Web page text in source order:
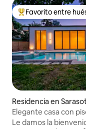
De los mejores en
Favorito entre
Residencia en
Elegante casa con
4 habitaciones cerca
Le damos la